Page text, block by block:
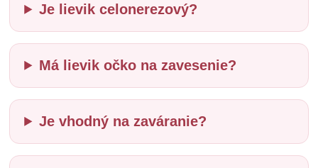
Je lievik celonerezový?
Má lievik očko na zavesenie?
Je vhodný na zaváranie?